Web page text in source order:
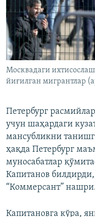
Москвадаги
йиғилган мигрантлар
Петербург
учун шаҳардаги
мансубликни
ҳақда Петербург
муносабатлар
Капитанов
“Коммерсант”
Капитановга кўра,